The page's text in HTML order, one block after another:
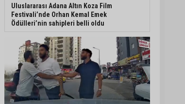
Uluslararası Adana Altın Koza Film
Festivali’nde Orhan Kemal Emek
Ödülleri’nin sahipleri belli oldu